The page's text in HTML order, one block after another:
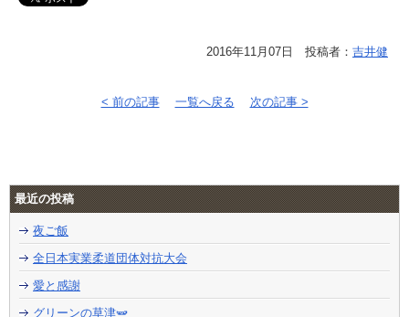
2016年11月07日 投稿者： 吉井健
< 前の記事 一覧へ戻る 次の記事 >
最近の投稿
夜ご飯
全日本実業柔道団体対抗大会
愛と感謝
グリーンの草津🫛